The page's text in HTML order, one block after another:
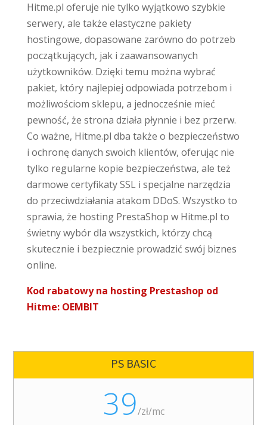
Hitme.pl oferuje nie tylko wyjątkowo szybkie
serwery, ale także elastyczne pakiety
hostingowe, dopasowane zarówno do potrzeb
początkujących, jak i zaawansowanych
użytkowników. Dzięki temu można wybrać
pakiet, który najlepiej odpowiada potrzebom i
możliwościom sklepu, a jednocześnie mieć
pewność, że strona działa płynnie i bez przerw.
Co ważne, Hitme.pl dba także o bezpieczeństwo
i ochronę danych swoich klientów, oferując nie
tylko regularne kopie bezpieczeństwa, ale też
darmowe certyfikaty SSL i specjalne narzędzia
do przeciwdziałania atakom DDoS. Wszystko to
sprawia, że hosting PrestaShop w Hitme.pl to
świetny wybór dla wszystkich, którzy chcą
skutecznie i bezpiecznie prowadzić swój biznes
online.
Kod rabatowy na hosting Prestashop od
Hitme: OEMBIT
PS BASIC
39/zł/mc